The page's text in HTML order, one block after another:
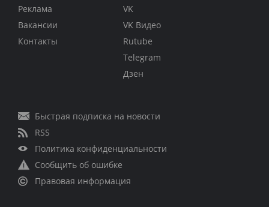
Реклама
Вакансии
Контакты
VK
VK Видео
Rutube
Telegram
Дзен
Быстрая подписка на новости
RSS
Политика конфиденциальности
Сообщить об ошибке
Правовая информация